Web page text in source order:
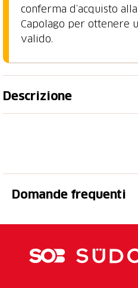
conferma d’acquisto
Capolago per ottenere
valido.
Descrizione
dalla bellezza del
destinazione, potrai
Perfetto per chi desidera
speciale, all’insegna del
Domande frequenti